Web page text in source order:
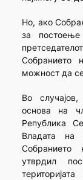
Но, ако
за постоење
можност да
Во
основа на
Република
Владата на
Собранието
утврдил